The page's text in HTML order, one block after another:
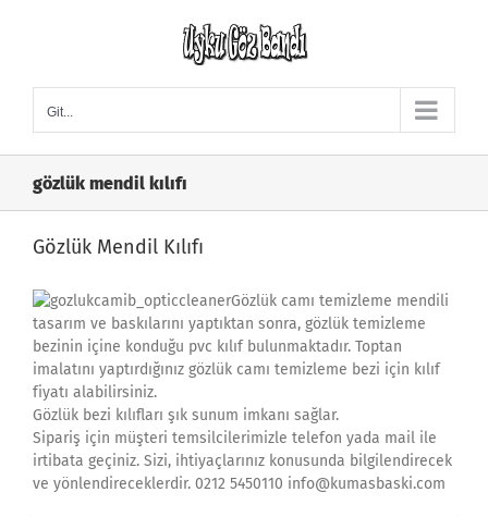
Git...
gözlük mendil kılıfı
Gözlük Mendil Kılıfı
Gözlük camı temizleme mendili
tasarım ve baskılarını yaptıktan sonra, gözlük temizleme
bezinin içine konduğu pvc kılıf bulunmaktadır. Toptan
imalatını yaptırdığınız gözlük camı temizleme bezi için kılıf
fiyatı alabilirsiniz.
Gözlük bezi kılıfları şık sunum imkanı sağlar.
Sipariş için müşteri temsilcilerimizle telefon yada mail ile
irtibata geçiniz. Sizi, ihtiyaçlarınız konusunda bilgilendirecek
ve yönlendireceklerdir. 0212 5450110 info@kumasbaski.com